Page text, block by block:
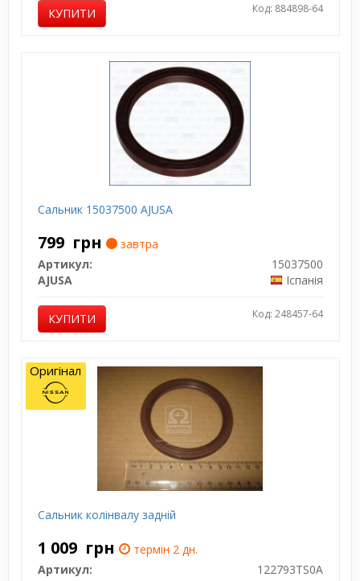
КУПИТИ Код: 884898-64
Сальник 15037500 AJUSA
799 грн
завтра
Артикул:
15037500
AJUSA
Іспанія
КУПИТИ Код: 248457-64
Сальник колінвалу задній
1 009 грн
термін 2 дн.
Артикул:
122793TS0A
Оригінал